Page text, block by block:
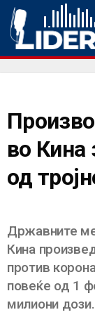
во Кина
од
Државните
Кина
против
повеќе од 1
милиони дози.